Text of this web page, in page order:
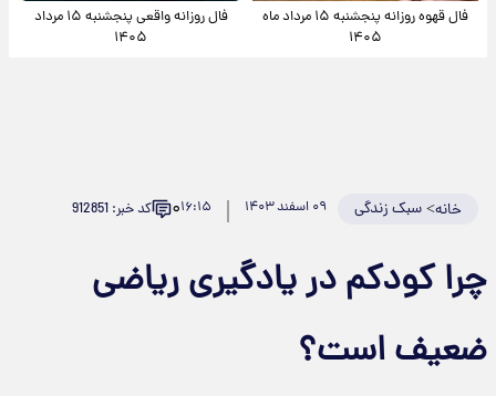
فال قهوه روزانه پنجشنبه ۱۵ مرداد ماه
۱۴۰۵
فال روزانه واقعی پنجشنبه ۱۵ مرداد
۱۴۰۵
خانه>سبک زندگی ۰۹ اسفند ۱۴۰۳ ۱۶:۱۵۰ کد خبر: 912851
چرا کودکم در یادگیری ریاضی
ضعیف است؟